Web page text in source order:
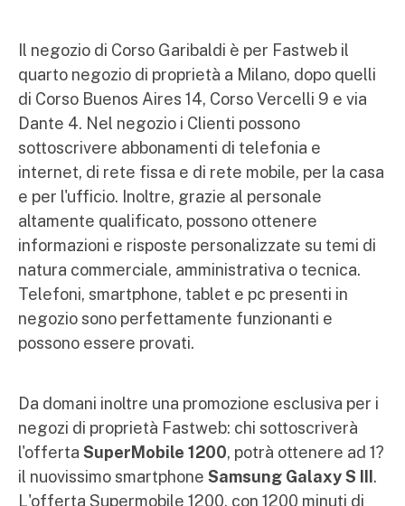
Il negozio di Corso Garibaldi è per Fastweb il
quarto negozio di proprietà a Milano, dopo quelli
di Corso Buenos Aires 14, Corso Vercelli 9 e via
Dante 4. Nel negozio i Clienti possono
sottoscrivere abbonamenti di telefonia e
internet, di rete fissa e di rete mobile, per la casa
e per l'ufficio. Inoltre, grazie al personale
altamente qualificato, possono ottenere
informazioni e risposte personalizzate su temi di
natura commerciale, amministrativa o tecnica.
Telefoni, smartphone, tablet e pc presenti in
negozio sono perfettamente funzionanti e
possono essere provati.
Da domani inoltre una promozione esclusiva per i
negozi di proprietà Fastweb: chi sottoscriverà
l'offerta SuperMobile 1200, potrà ottenere ad 1?
il nuovissimo smartphone Samsung Galaxy S III .
L'offerta Supermobile 1200, con 1200 minuti di